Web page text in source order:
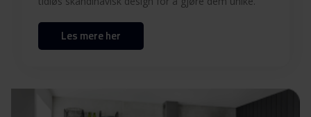
Les mere her